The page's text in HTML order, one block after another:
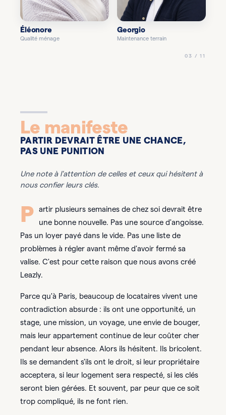
Éléonore
Qualité ménage
Georgio
Maintenance terrain
03 / 11
Le manifeste
PARTIR DEVRAIT ÊTRE UNE CHANCE,
PAS UNE PUNITION
Une note à l'attention de celles et ceux qui hésitent à
nous confier leurs clés.
P
artir plusieurs semaines de chez soi devrait être
une bonne nouvelle. Pas une source d'angoisse.
Pas un loyer payé dans le vide. Pas une liste de
problèmes à régler avant même d'avoir fermé sa
valise. C'est pour cette raison que nous avons créé
Leazly.
Parce qu'à Paris, beaucoup de locataires vivent une
contradiction absurde : ils ont une opportunité, un
stage, une mission, un voyage, une envie de bouger,
mais leur appartement continue de leur coûter cher
pendant leur absence. Alors ils hésitent. Ils bricolent.
Ils se demandent s'ils ont le droit, si leur propriétaire
acceptera, si leur logement sera respecté, si les clés
seront bien gérées. Et souvent, par peur que ce soit
trop compliqué, ils ne font rien.